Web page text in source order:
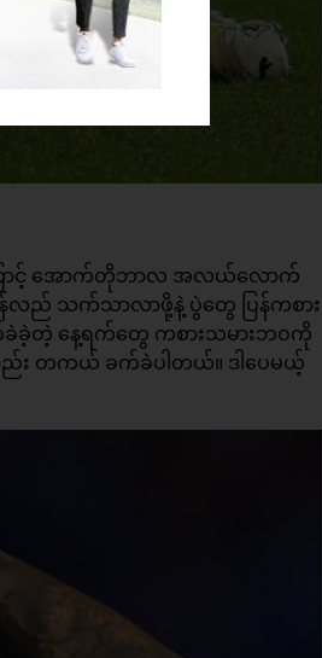
ြောင့် အောက်တိုဘာလ အလယ်လောက်
န်လည် သက်သာလာဖို့နဲ့ ပွဲတွေ ပြန်ကစား
ခဲခဲ့တဲ့ နေ့ရက်တွေ ကစားသမားဘဝကို
း တကယ် ခက်ခဲပါတယ်။ ဒါပေမယ့်